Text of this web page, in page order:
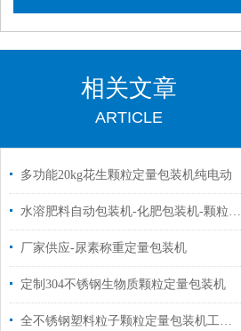
相关文章
ARTICLE
多功能20kg花生颗粒定量包装机纯电动
水溶肥料自动包装机-化肥包装机-颗粒自动打包机厂家
厂家供应-尿素称重定量包装机
定制304不锈钢生物质颗粒定量包装机
全不锈钢塑料粒子颗粒定量包装机工厂直销